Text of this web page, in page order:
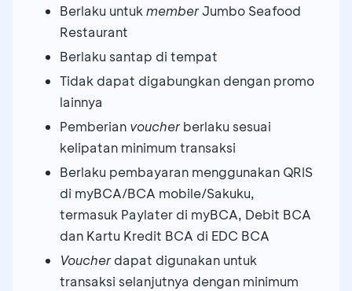
Berlaku untuk memberJumbo Seafood
Restaurant
Berlaku santap di tempat
Tidak dapat digabungkan dengan promo
lainnya
Pemberian voucherberlaku sesuai
kelipatan minimum transaksi
Berlaku pembayaran menggunakan QRIS
di myBCA/BCA mobile/Sakuku,
termasuk Paylater di myBCA, Debit BCA
dan Kartu Kredit BCA di EDC BCA
Voucherdapat digunakan untuk
transaksi selanjutnya dengan minimum